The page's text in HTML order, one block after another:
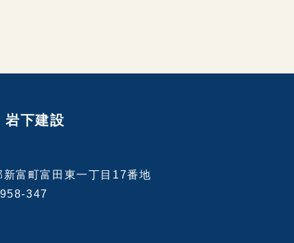
下建設
新富町富田東一丁目17番地
347